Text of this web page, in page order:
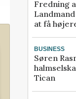
Fredning
at få
BUSINESS
Søren
Tican